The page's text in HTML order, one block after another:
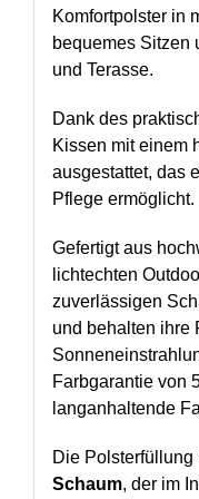
Komfortpolster in
bequemes Sitzen
und Terasse.
Dank des
Kissen mit einem
ausgestattet, das
Pflege ermöglicht.
Gefertigt aus
lichtechten
zuverlässigen
und behalten ihre
Farbgarantie von
langanhaltende
Die Polsterfüllung
Schaum, der im